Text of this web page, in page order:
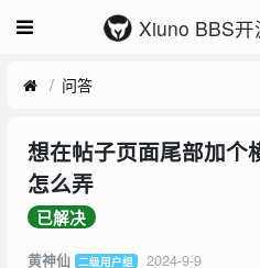
Xiuno BBS
问答
想在帖子页面尾部加个
怎么弄
已解决
黄神仙 二级用户组 2024-9-9